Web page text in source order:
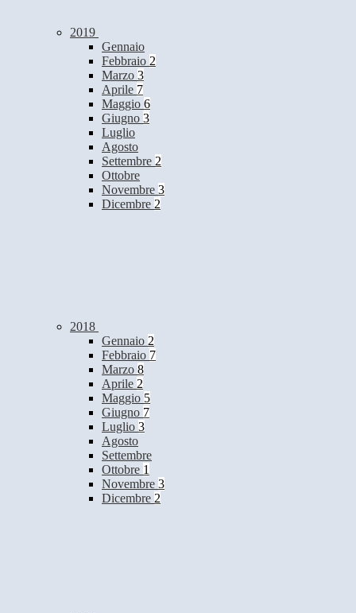
2019
Gennaio
Febbraio 2
Marzo 3
Aprile 7
Maggio 6
Giugno 3
Luglio
Agosto
Settembre 2
Ottobre
Novembre 3
Dicembre 2
2018
Gennaio 2
Febbraio 7
Marzo 8
Aprile 2
Maggio 5
Giugno 7
Luglio 3
Agosto
Settembre
Ottobre 1
Novembre 3
Dicembre 2